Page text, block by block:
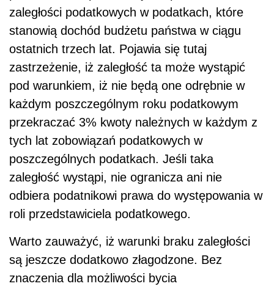
zaległości podatkowych w podatkach, które
stanowią dochód budżetu państwa w ciągu
ostatnich trzech lat. Pojawia się tutaj
zastrzeżenie, iż zaległość ta może wystąpić
pod warunkiem, iż nie będą one odrębnie w
każdym poszczególnym roku podatkowym
przekraczać 3% kwoty należnych w każdym z
tych lat zobowiązań podatkowych w
poszczególnych podatkach. Jeśli taka
zaległość wystąpi, nie ogranicza ani nie
odbiera podatnikowi prawa do występowania w
roli przedstawiciela podatkowego.
Warto zauważyć, iż warunki braku zaległości
są jeszcze dodatkowo złagodzone. Bez
znaczenia dla możliwości bycia